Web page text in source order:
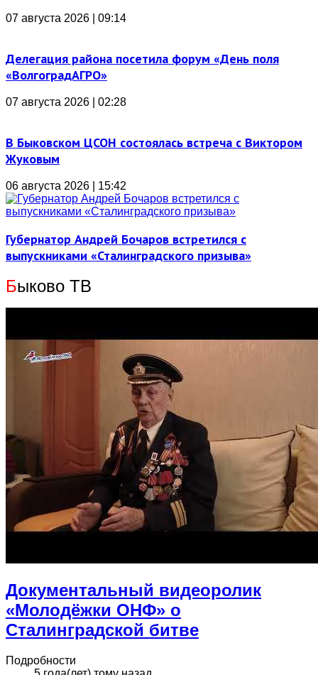
07 августа 2026 | 09:14
Делегация района посетила форум «День поля
«ВолгоградАГРО»
07 августа 2026 | 02:28
В Быковском ЦСОН состоялась встреча с Виктором
Жуковым
06 августа 2026 | 15:42
Губернатор Андрей Бочаров встретился с
выпускниками «Сталинградского призыва»
Быково ТВ
Документальный видеоролик
«Молодёжки ОНФ» о
Сталинградской битве
Подробности